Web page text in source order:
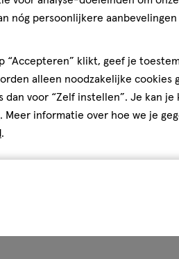
nóg persoonlijkere
“Accepteren” klikt, geef je
alleen noodzakelijke
dan voor “Zelf instellen”. Je kan
. Meer informatie over hoe we je
.